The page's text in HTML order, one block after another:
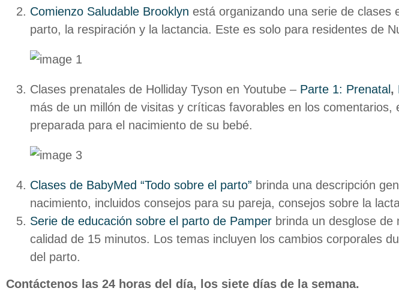
Comienzo Saludable Brooklyn está organizando una serie de
parto, la respiración y la lactancia. Este es solo para residentes de
Clases prenatales de Holliday Tyson en Youtube – Parte 1: Prenatal ,
más de un millón de visitas y críticas favorables en los
preparada para el nacimiento de su bebé.
Clases de BabyMed “Todo sobre el parto” brinda una descripción
nacimiento, incluidos consejos para su pareja, consejos sobre la
Serie de educación sobre el parto de Pamper brinda un desglose
calidad de 15 minutos. Los temas incluyen los cambios corporales
del parto.
Contáctenos las 24 horas del día, los siete días de la semana.